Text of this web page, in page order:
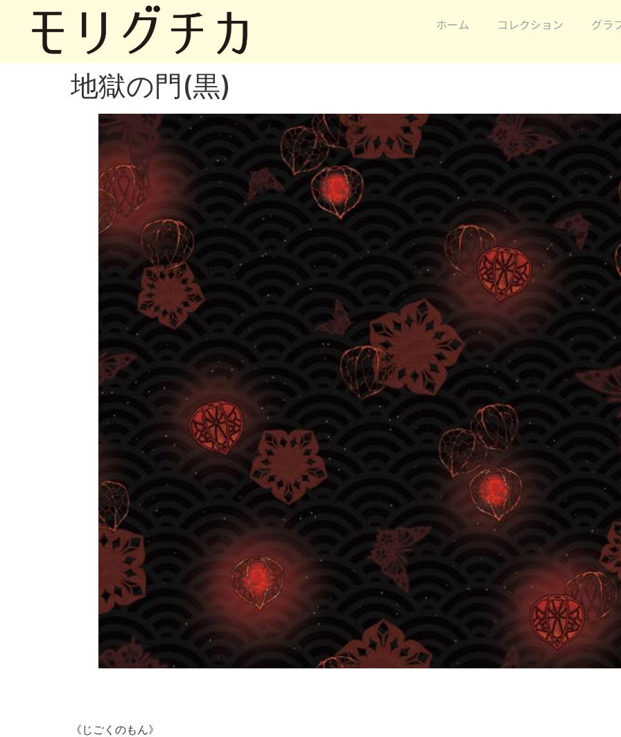
ホーム コレクション グラ
地獄の門(黒)
《じごくのもん》